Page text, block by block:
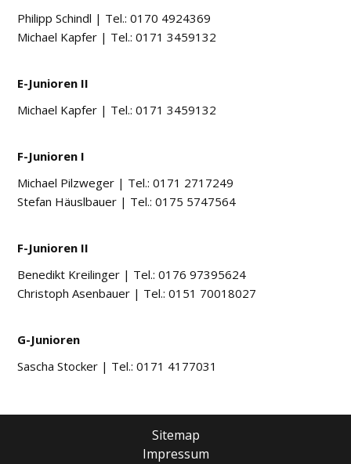
Philipp Schindl | Tel.: 0170 4924369
Michael Kapfer | Tel.: 0171 3459132
E-Junioren II
Michael Kapfer | Tel.: 0171 3459132
F-Junioren I
Michael Pilzweger | Tel.: 0171 2717249
Stefan Häuslbauer | Tel.: 0175 5747564
F-Junioren II
Benedikt Kreilinger | Tel.: 0176 97395624
Christoph Asenbauer | Tel.: 0151 70018027
G-Junioren
Sascha Stocker | Tel.: 0171 4177031
Sitemap
Impressum